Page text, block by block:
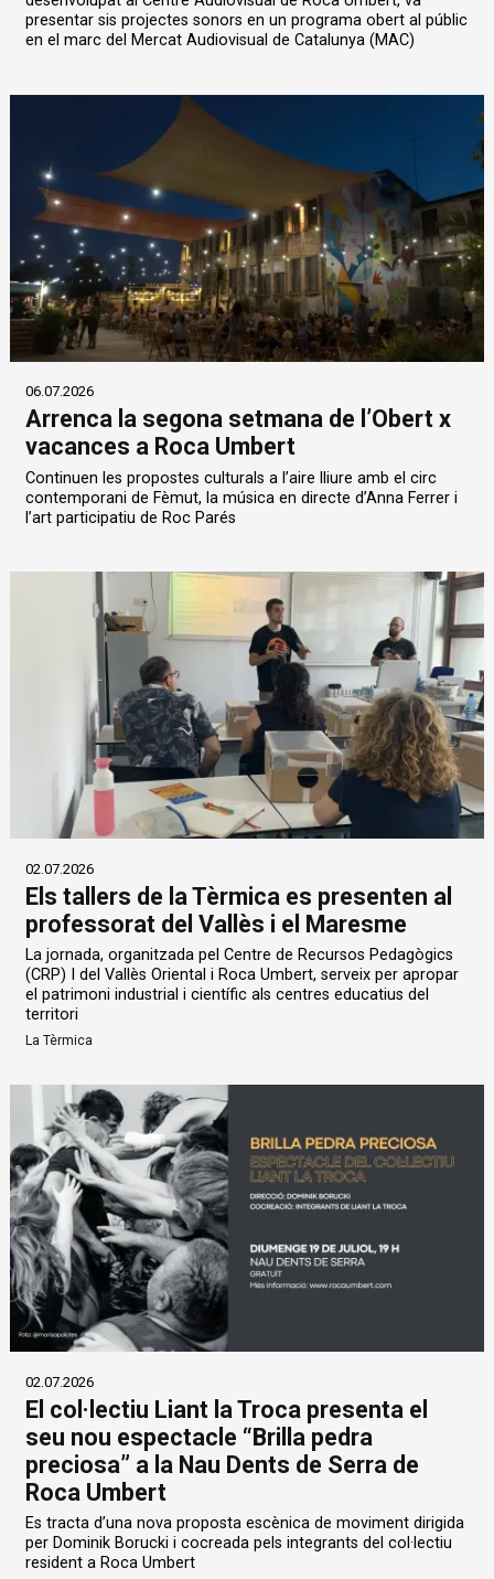
presentar sis projectes sonors en un programa obert al públic
en el marc del Mercat Audiovisual de Catalunya (MAC)
06.07.2026
Arrenca la segona setmana de l’Obert x
vacances a Roca Umbert
Continuen les propostes culturals a l’aire lliure amb el circ
contemporani de Fèmut, la música en directe d’Anna Ferrer i
l’art participatiu de Roc Parés
02.07.2026
Els tallers de la Tèrmica es presenten al
professorat del Vallès i el Maresme
La jornada, organitzada pel Centre de Recursos Pedagògics
(CRP) I del Vallès Oriental i Roca Umbert, serveix per apropar
el patrimoni industrial i científic als centres educatius del
territori
La Tèrmica
02.07.2026
El col·lectiu Liant la Troca presenta el
seu nou espectacle “Brilla pedra
preciosa” a la Nau Dents de Serra de
Roca Umbert
Es tracta d’una nova proposta escènica de moviment dirigida
per Dominik Borucki i cocreada pels integrants del col·lectiu
resident a Roca Umbert